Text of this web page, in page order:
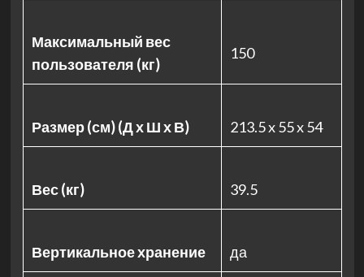
Максимальный вес
пользователя (кг)
150
Размер (см) (Д х Ш х В) 213.5 x 55 x 54
Вес (кг) 39.5
Вертикальное хранение да